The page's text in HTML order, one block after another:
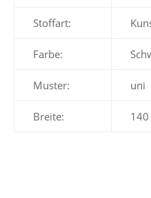
Stoffart:
Farbe:
Muster: uni
Breite: